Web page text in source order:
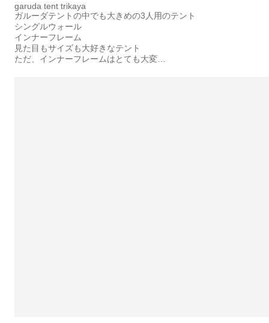
garuda tent trikaya
ガルーダテントの中でも大きめの3人用のテント
シングルウォール
インナーフレーム
見た目もサイズも大好きなテント
ただ、インナーフレームはとても大変…